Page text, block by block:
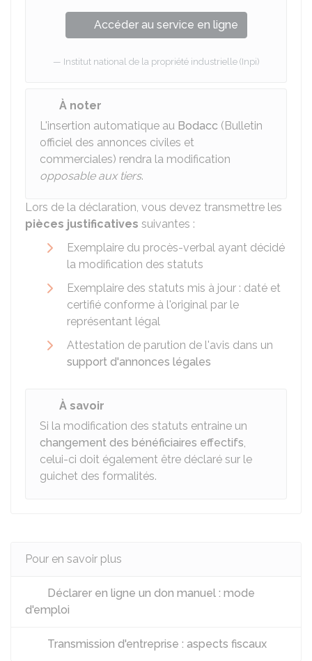
Accéder au service en ligne
Institut national de la propriété industrielle (Inpi)
À noter
L'insertion automatique au Bodacc (Bulletin
officiel des annonces civiles et
commerciales) rendra la modification
opposable aux tiers.
Lors de la déclaration, vous devez transmettre les
pièces justificatives suivantes :
Exemplaire du procès-verbal ayant décidé
la modification des statuts
Exemplaire des statuts mis à jour : daté et
certifié conforme à l'original par le
représentant légal
Attestation de parution de l'avis dans un
support d'annonces légales
À savoir
Si la modification des statuts entraine un
changement des bénéficiaires effectifs,
celui-ci doit également être déclaré sur le
guichet des formalités.
Pour en savoir plus
Déclarer en ligne un don manuel : mode
d'emploi
Transmission d'entreprise : aspects fiscaux